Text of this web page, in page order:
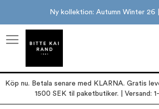
Ny kollektion: Autumn Winter 26 |
Köp nu. Betala senare med KLARNA. Gratis
1500 SEK til paketbutiker. | Versand: